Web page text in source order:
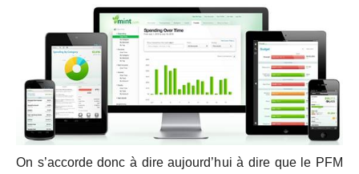
On s’accorde donc à dire aujourd’hui à dire que le PFM